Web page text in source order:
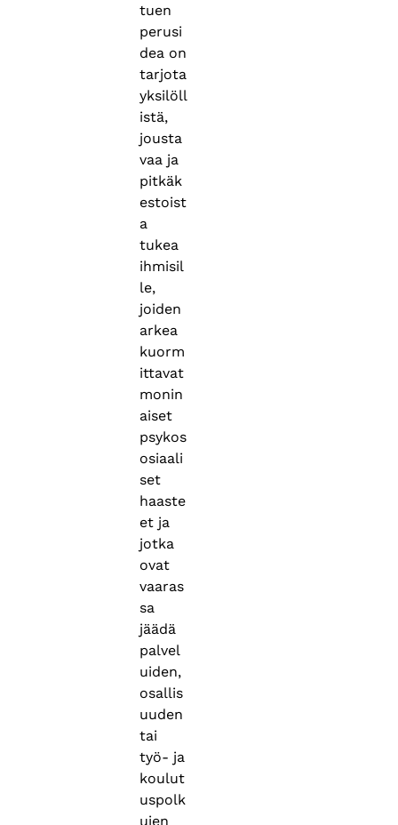
tuen
perusi
dea on
tarjota
yksilöll
istä,
jousta
vaa ja
pitkäk
estoist
a
tukea
ihmisil
le,
joiden
arkea
kuorm
ittavat
monin
aiset
psykos
osiaali
set
haaste
et ja
jotka
ovat
vaaras
sa
jäädä
palvel
uiden,
osallis
uuden
tai
työ- ja
koulut
uspolk
ujen